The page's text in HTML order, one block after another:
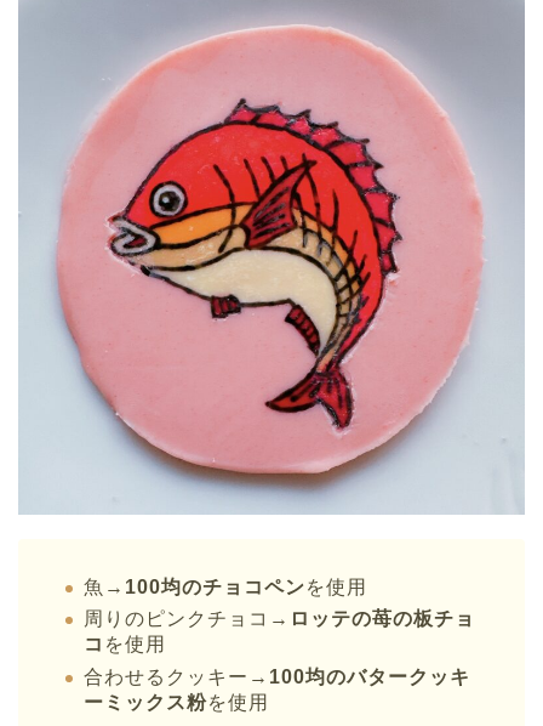
魚→ 100均のチョコペンを使用
周りのピンクチョコ→ ロッテの苺の板チョ
コ を使用
合わせるクッキー→ 100均のバタークッキ
ーミックス粉を使用